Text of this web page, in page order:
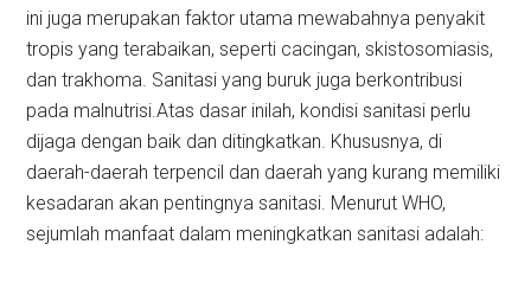
ini juga merupakan faktor utama mewabahnya penyakit
tropis yang terabaikan, seperti cacingan, skistosomiasis,
dan trakhoma. Sanitasi yang buruk juga berkontribusi
pada malnutrisi.Atas dasar inilah, kondisi sanitasi perlu
dijaga dengan baik dan ditingkatkan. Khususnya, di
daerah-daerah terpencil dan daerah yang kurang memiliki
kesadaran akan pentingnya sanitasi. Menurut WHO,
sejumlah manfaat dalam meningkatkan sanitasi adalah: